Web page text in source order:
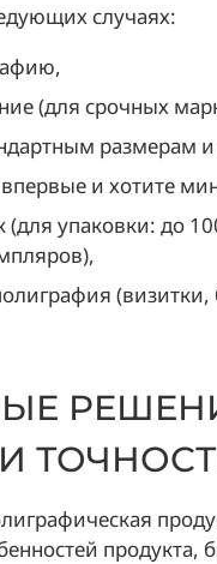
случаях:
(для срочных
размерам
и хотите
упаковки: до
продукта,